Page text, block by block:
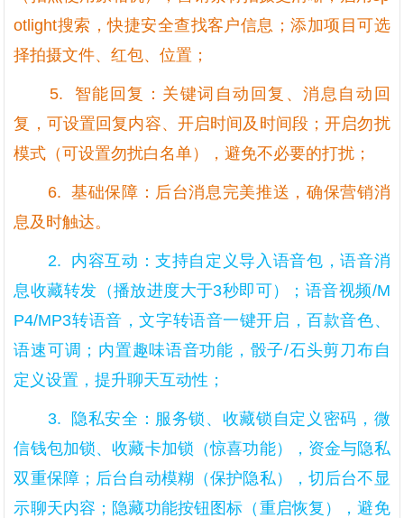
otlight搜索，快捷安全查找客户信息；添加项目可选
择拍摄文件、红包、位置；
5. 智能回复：关键词自动回复、消息自动回
复，可设置回复内容、开启时间及时间段；开启勿扰
模式（可设置勿扰白名单），避免不必要的打扰；
6. 基础保障：后台消息完美推送，确保营销消
息及时触达。
2. 内容互动：支持自定义导入语音包，语音消
息收藏转发（播放进度大于3秒即可）；语音视频/M
P4/MP3转语音，文字转语音一键开启，百款音色、
语速可调；内置趣味语音功能，骰子/石头剪刀布自
定义设置，提升聊天互动性；
3. 隐私安全：服务锁、收藏锁自定义密码，微
信钱包加锁、收藏卡加锁（惊喜功能），资金与隐私
双重保障；后台自动模糊（保护隐私），切后台不显
示聊天内容；隐藏功能按钮图标（重启恢复），避免